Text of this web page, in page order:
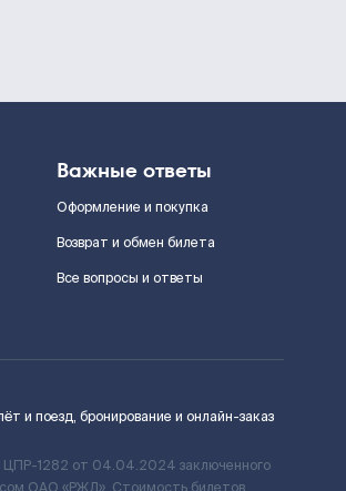
Важные ответы
Оформление и покупка
Возврат и обмен билета
Все вопросы и ответы
и поезд, бронирование и онлайн-заказ
ЦПР-1282 от 04.04.2024 заключенного